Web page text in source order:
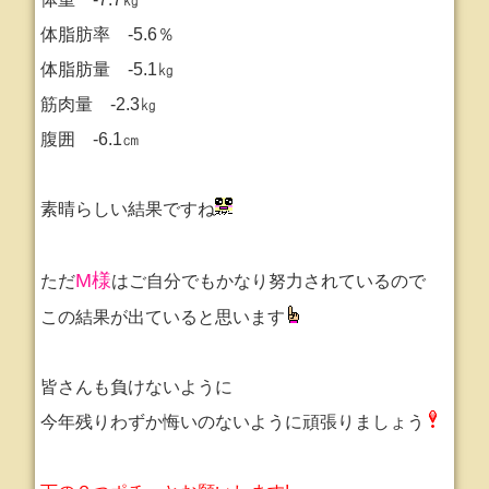
体脂肪率 -5.6％
体脂肪量 -5.1㎏
筋肉量 -2.3㎏
腹囲 -6.1㎝
素晴らしい結果ですね
ただM様はご自分でもかなり努力されているので
この結果が出ていると思います
皆さんも負けないように
今年残りわずか悔いのないように頑張りましょう